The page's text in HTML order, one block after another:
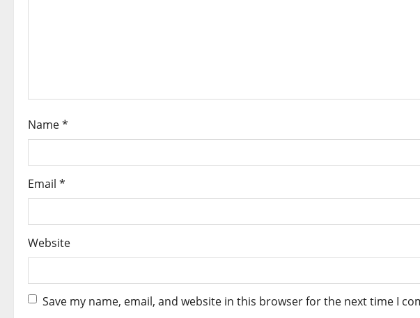
o
n
Name*
Email *
Website
Save my name, email, and website in this browser for the next time I